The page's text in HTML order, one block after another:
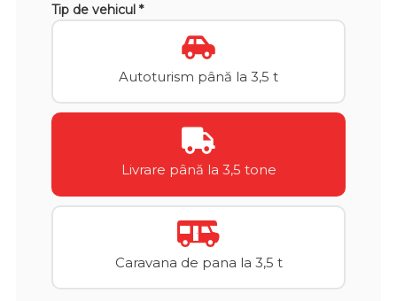
Tip de vehicul *
Autoturism până la 3,5 t
Livrare până la 3,5 tone
Caravana de pana la 3,5 t